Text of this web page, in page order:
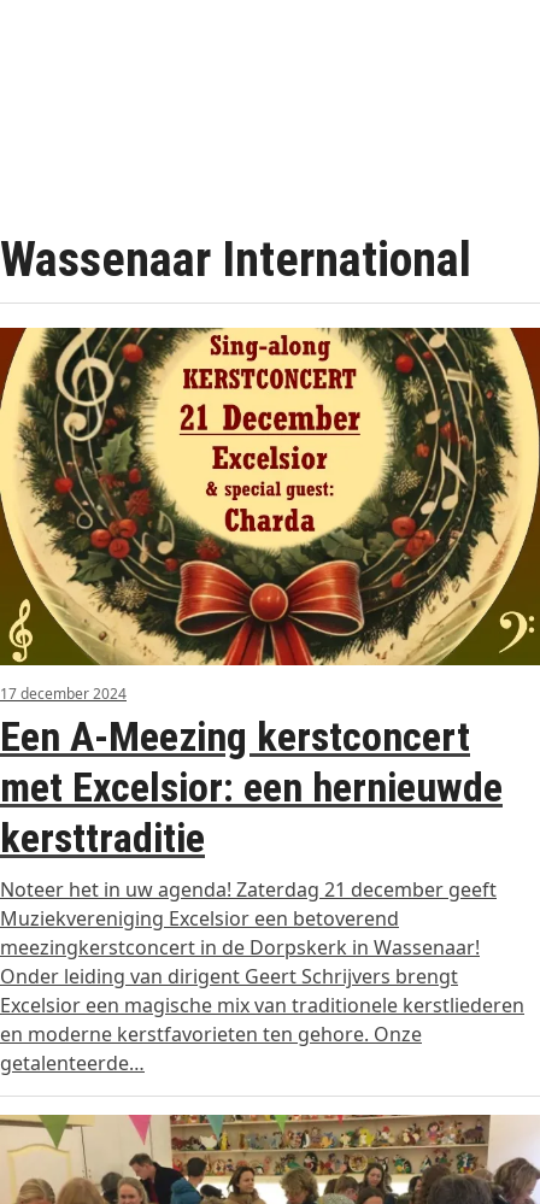
Wassenaar International
17 december 2024
Een A-Meezing kerstconcert
met Excelsior: een hernieuwde
kersttraditie
Noteer het in uw agenda! Zaterdag 21 december geeft
Muziekvereniging Excelsior een betoverend
meezingkerstconcert in de Dorpskerk in Wassenaar!
Onder leiding van dirigent Geert Schrijvers brengt
Excelsior een magische mix van traditionele kerstliederen
en moderne kerstfavorieten ten gehore. Onze
getalenteerde…